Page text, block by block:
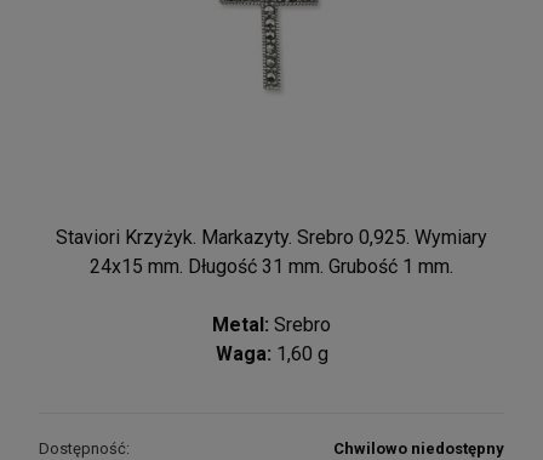
Staviori Krzyżyk. Markazyty. Srebro 0,925. Wymiary
24x15 mm. Długość 31 mm. Grubość 1 mm.
Metal: Srebro
Waga: 1,60 g
Dostępność: Chwilowo niedostępny